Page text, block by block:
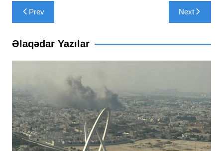
Yazı
naviqasiyası
Prev Next
Əlaqədar Yazılar